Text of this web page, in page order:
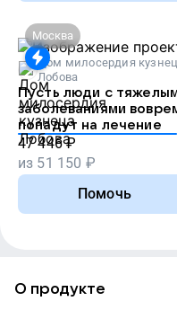
Москва
Дом милосердия
Лобова
Пусть люди с
заболеваниями
попадут на лечение
47 446 ₽
из 51 150 ₽
Помочь
О продукте